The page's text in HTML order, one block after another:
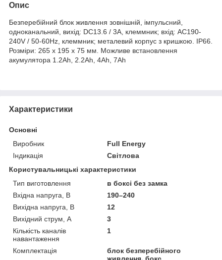
Опис
Безперебійний блок живлення зовнішній, імпульсний,
одноканальний, вихід: DC13.6 / 3A, клеммник; вхід: AC190-
240V / 50-60Hz, клеммник; металевий корпус з кришкою. IP66.
Розміри: 265 х 195 х 75 мм. Можливе встановлення
акумулятора 1.2Ah, 2.2Ah, 4Ah, 7Ah
Характеристики
Основні
Виробник
Full Energy
Індикація
Світлова
Користувальницькі характеристики
Тип виготовлення
в боксі без замка
Вхідна напруга, В
190–240
Вихідна напруга, В
12
Вихідний струм, А
3
Кількість каналів
навантаження
1
Комплектація
блок безперебійного
живлення, бокс